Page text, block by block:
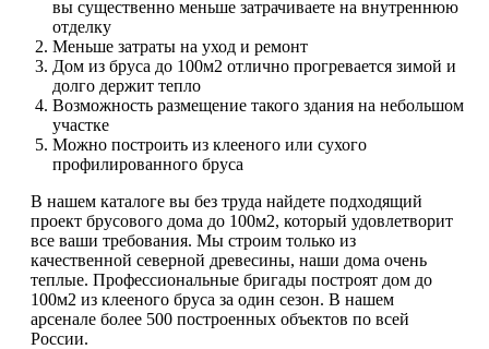
вы существенно меньше затрачиваете на внутреннюю
отделку
Меньше затраты на уход и ремонт
Дом из бруса до 100м2 отлично прогревается зимой и
долго держит тепло
Возможность размещение такого здания на небольшом
участке
Можно построить из клееного или сухого
профилированного бруса
В нашем каталоге вы без труда найдете подходящий
проект брусового дома до 100м2, который удовлетворит
все ваши требования. Мы строим только из
качественной северной древесины, наши дома очень
теплые. Профессиональные бригады построят дом до
100м2 из клееного бруса за один сезон. В нашем
арсенале более 500 построенных объектов по всей
России.